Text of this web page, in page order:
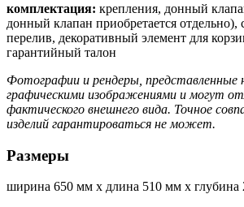
комплектация: крепления, донный
донный клапан приобретается отдельно),
перелив, декоративный элемент для
гарантийный талон
Фотографии и рендеры, представленные
графическими изображениями и могут
фактического внешнего вида. Точное
изделий гарантироваться не может.
Размеры
ширина 650 мм x длина 510 мм x глубина